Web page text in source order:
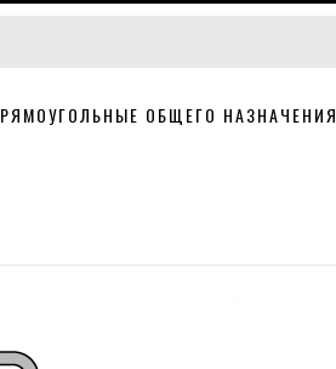
ОБЩЕГО НАЗНАЧЕНИЯ.